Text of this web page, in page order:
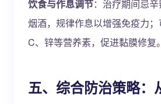
饮食与作息调节：治疗期间忌
烟酒，规律作息以增强免疫力
C、锌等营养素，促进黏膜修复。
五、综合防治策略：